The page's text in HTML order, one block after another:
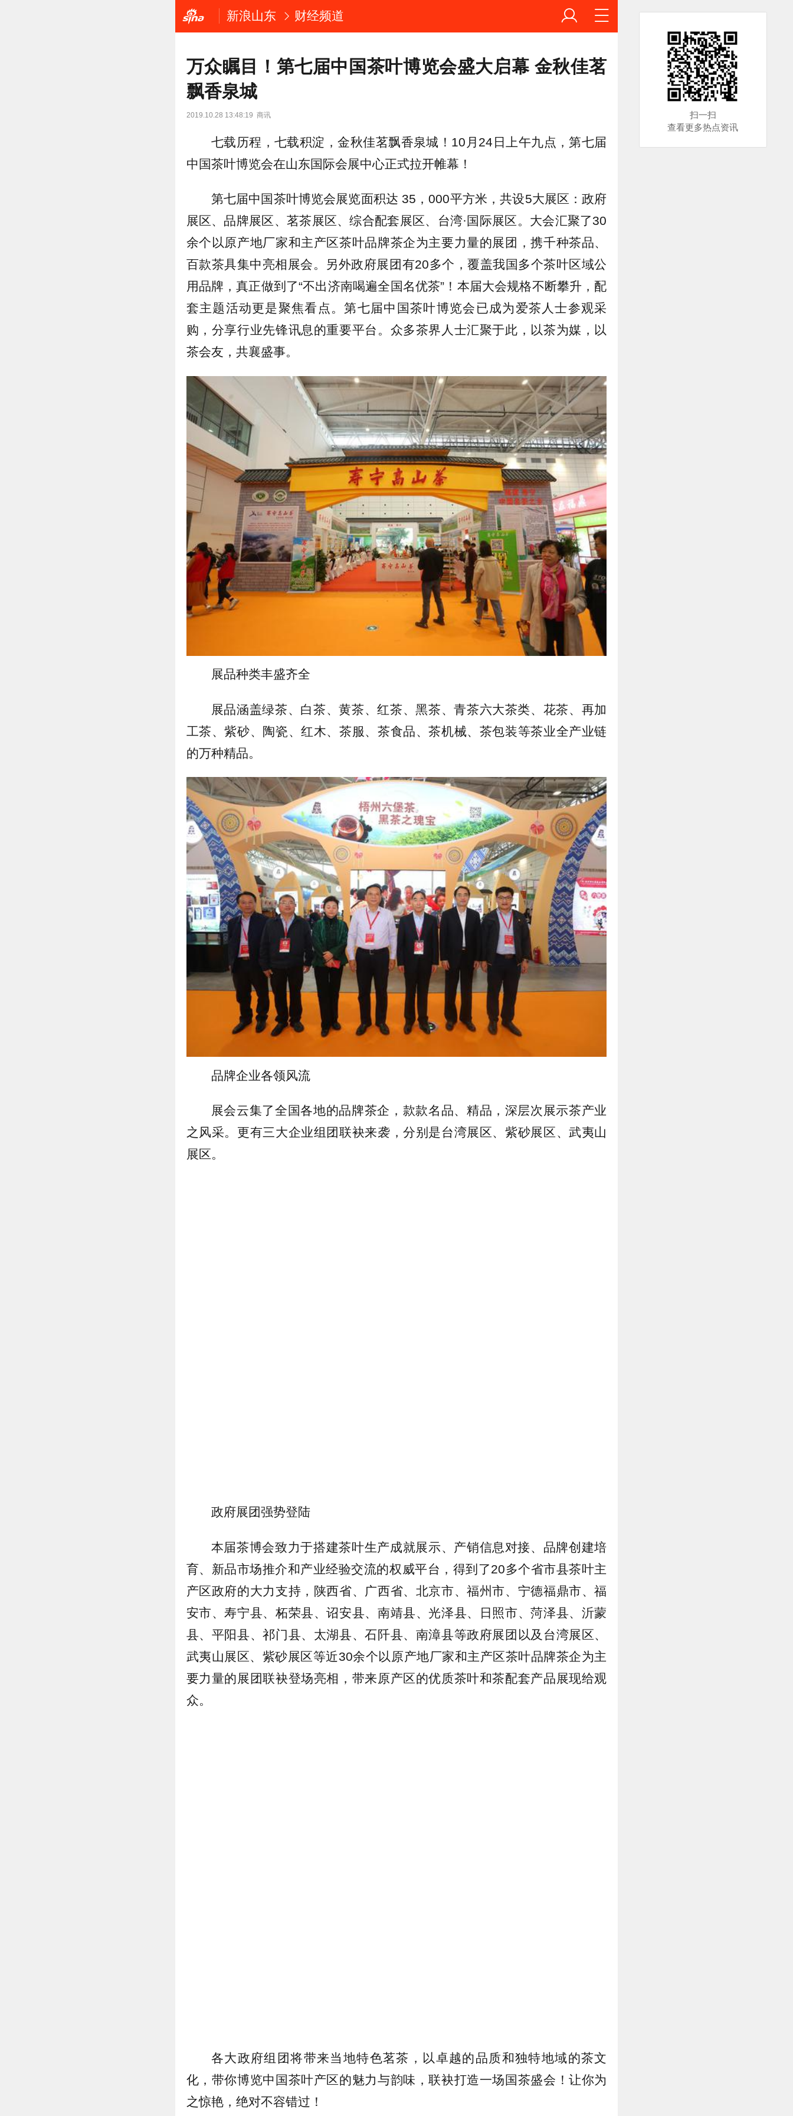
新浪山东 财经频道
万众瞩目！第七届中国茶叶博览会盛大启幕 金秋佳茗
飘香泉城
2019.10.28 13:48:19 商讯
七载历程，七载积淀，金秋佳茗飘香泉城！10月24日上午九点，第七届
中国茶叶博览会在山东国际会展中心正式拉开帷幕！
第七届中国茶叶博览会展览面积达 35，000平方米，共设5大展区：政府
展区、品牌展区、茗茶展区、综合配套展区、台湾·国际展区。大会汇聚了30
余个以原产地厂家和主产区茶叶品牌茶企为主要力量的展团，携千种茶品、
百款茶具集中亮相展会。另外政府展团有20多个，覆盖我国多个茶叶区域公
用品牌，真正做到了“不出济南喝遍全国名优茶”！本届大会规格不断攀升，配
套主题活动更是聚焦看点。第七届中国茶叶博览会已成为爱茶人士参观采
购，分享行业先锋讯息的重要平台。众多茶界人士汇聚于此，以茶为媒，以
茶会友，共襄盛事。
展品种类丰盛齐全
展品涵盖绿茶、白茶、黄茶、红茶、黑茶、青茶六大茶类、花茶、再加
工茶、紫砂、陶瓷、红木、茶服、茶食品、茶机械、茶包装等茶业全产业链
的万种精品。
品牌企业各领风流
展会云集了全国各地的品牌茶企，款款名品、精品，深层次展示茶产业
之风采。更有三大企业组团联袂来袭，分别是台湾展区、紫砂展区、武夷山
展区。
政府展团强势登陆
本届茶博会致力于搭建茶叶生产成就展示、产销信息对接、品牌创建培
育、新品市场推介和产业经验交流的权威平台，得到了20多个省市县茶叶主
产区政府的大力支持，陕西省、广西省、北京市、福州市、宁德福鼎市、福
安市、寿宁县、柘荣县、诏安县、南靖县、光泽县、日照市、菏泽县、沂蒙
县、平阳县、祁门县、太湖县、石阡县、南漳县等政府展团以及台湾展区、
武夷山展区、紫砂展区等近30余个以原产地厂家和主产区茶叶品牌茶企为主
要力量的展团联袂登场亮相，带来原产区的优质茶叶和茶配套产品展现给观
众。
之惊艳，绝对不容错过！
扫一扫
查看更多热点资讯